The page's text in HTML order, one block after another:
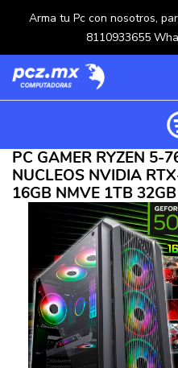
Arma tu Pc con nosotros,
8110933655
Categorías
Carrito de compras ()
Crear una cuenta
Ingresar
Ordenar
PC GAMER RYZEN 5-
NUCLEOS NVIDIA
16GB NMVE 1TB